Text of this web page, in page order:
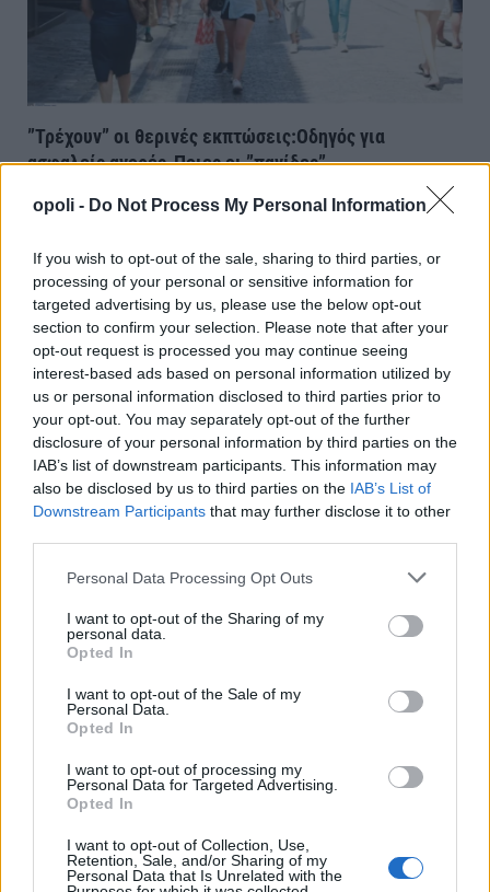
opoli - Do Not Process My Personal Information
If you wish to opt-out of the sale, sharing to third parties, or
processing of your personal or sensitive information for
targeted advertising by us, please use the below opt-out
section to confirm your selection. Please note that after your
opt-out request is processed you may continue seeing
interest-based ads based on personal information utilized by
us or personal information disclosed to third parties prior to
your opt-out. You may separately opt-out of the further
disclosure of your personal information by third parties on the
IAB’s list of downstream participants. This information may
also be disclosed by us to third parties on the IAB’s List of
Downstream Participants that may further disclose it to other
Personal Data Processing Opt Outs
I want to opt-out of the Sharing of my
personal data.
Opted In
I want to opt-out of the Sale of my
Personal Data.
Opted In
I want to opt-out of processing my
Personal Data for Targeted Advertising.
Opted In
I want to opt-out of Collection, Use,
Retention, Sale, and/or Sharing of my
Personal Data that Is Unrelated with the
”Τρέχουν” οι θερινές εκπτώσεις:Οδηγός για
ασφαλείς αγορές-Ποιες οι ”παγίδες”
Παρασκευή, 7 Αυγούστου 2026 10:06 ΠΜ
Εορτολόγιο:Ποιοι γιορτάζουν σήμερα 7 Αυγούστου
Παρασκευή, 7 Αυγούστου 2026 9:50 ΠΜ
Ο καιρός σε Μακεδονία και Θράκη